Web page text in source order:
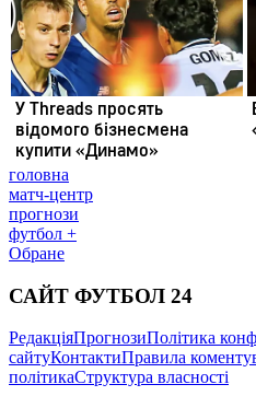
головна
матч-центр
прогнози
футбол +
Обране
САЙТ ФУТБОЛ 24
РедакціяПрогнозиПолітика
сайтуКонтактиПравила
політикаСтруктура власності